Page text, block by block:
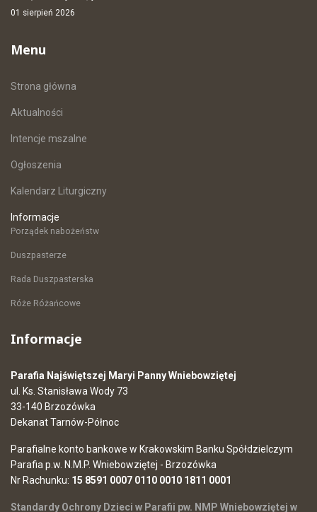
01 sierpień 2026
Menu
Strona główna
Aktualności
Intencje mszalne
Ogłoszenia
Kalendarz Liturgiczny
Informacje
Porządek nabożeństw
Duszpasterze
Rada Duszpasterska
Róże Różańcowe
Informacje
Parafia Najświętszej Maryi Panny Wniebowziętej
ul. Ks. Stanisława Wody 73
33-140 Brzozówka
Dekanat Tarnów-Północ
Parafialne konto bankowe w Krakowskim Banku Spółdzielczym
Parafia p.w. N.M.P. Wniebowziętej - Brzozówka
Nr Rachunku: 15 8591 0007 0110 0010 1811 0001
Standardy Ochrony Dzieci w Parafii pw. NMP Wniebowziętej w